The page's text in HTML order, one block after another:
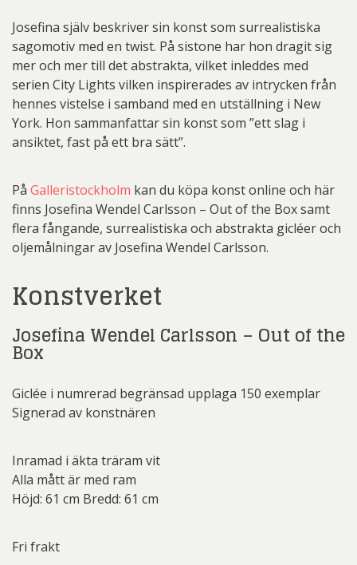
Josefina själv beskriver sin konst som surrealistiska
sagomotiv med en twist. På sistone har hon dragit sig
mer och mer till det abstrakta, vilket inleddes med
serien City Lights vilken inspirerades av intrycken från
hennes vistelse i samband med en utställning i New
York. Hon sammanfattar sin konst som ”ett slag i
ansiktet, fast på ett bra sätt”.
På Galleristockholm kan du köpa konst online och här
finns Josefina Wendel Carlsson – Out of the Box samt
flera fångande, surrealistiska och abstrakta gicléer och
oljemålningar av Josefina Wendel Carlsson.
Konstverket
Josefina Wendel Carlsson – Out of the
Box
Giclée i numrerad begränsad upplaga 150 exemplar
Signerad av konstnären
Inramad i äkta träram vit
Alla mått är med ram
Höjd: 61 cm Bredd: 61 cm
Fri frakt